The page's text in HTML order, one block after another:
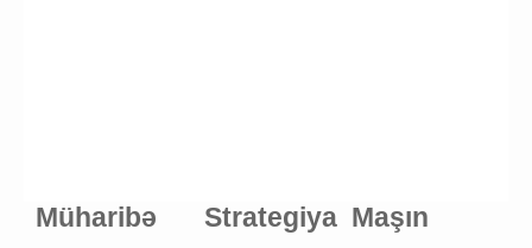
Müharibə Maşın
Strategiya